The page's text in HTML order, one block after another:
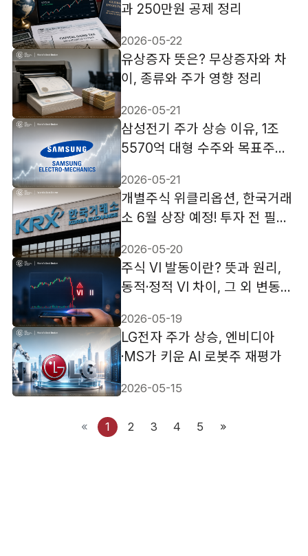
과 250만원 공제 정리
2026-05-22
유상증자 뜻은? 무상증자와 차
이, 종류와 주가 영향 정리
2026-05-21
삼성전기 주가 상승 이유, 1조
5570억 대형 수주와 목표주가
상향 배경
2026-05-21
개별주식 위클리옵션, 한국거래
소 6월 상장 예정! 투자 전 필수
2026-05-20
주식 VI 발동이란? 뜻과 원리,
동적·정적 VI 차이, 그 외 변동성
2026-05-19
LG전자 주가 상승, 엔비디아
·MS가 키운 AI 로봇주 재평가
2026-05-15
« 1 2 3 4 5 »